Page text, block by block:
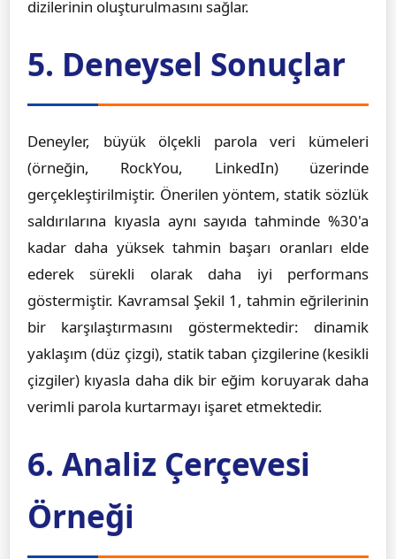
dizilerinin oluşturulmasını sağlar.
5. Deneysel Sonuçlar
Deneyler, büyük ölçekli parola veri kümeleri
(örneğin, RockYou, LinkedIn) üzerinde
gerçekleştirilmiştir. Önerilen yöntem, statik sözlük
saldırılarına kıyasla aynı sayıda tahminde %30'a
kadar daha yüksek tahmin başarı oranları elde
ederek sürekli olarak daha iyi performans
göstermiştir. Kavramsal Şekil 1, tahmin eğrilerinin
bir karşılaştırmasını göstermektedir: dinamik
yaklaşım (düz çizgi), statik taban çizgilerine (kesikli
çizgiler) kıyasla daha dik bir eğim koruyarak daha
verimli parola kurtarmayı işaret etmektedir.
6. Analiz Çerçevesi
Örneği